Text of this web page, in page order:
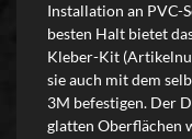
Installation an PVC-
besten Halt bietet
Kleber-Kit
sie auch mit dem
3M befestigen. Der
glatten Oberflächen